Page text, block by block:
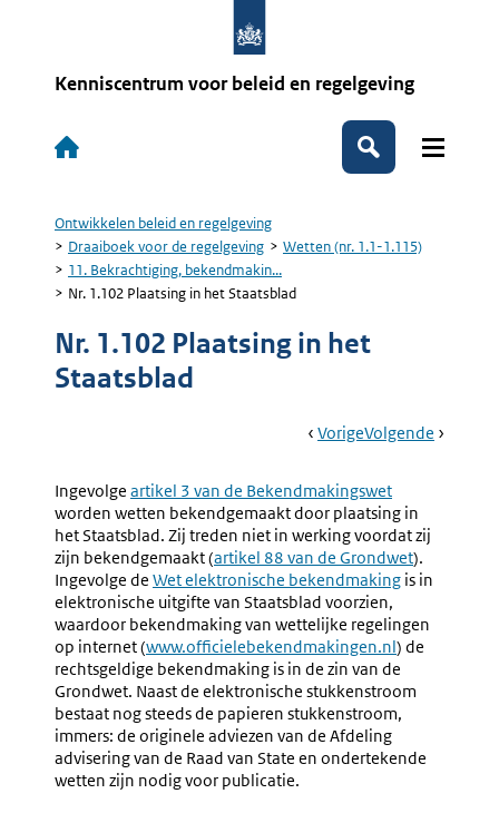
Kenniscentrum voor beleid en regelgeving
Hoofdnavigatie
Zoeken
Kruimelpad
Ontwikkelen beleid en regelgeving
Draaiboek voor de regelgeving
Wetten (nr. 1.1-1.115)
11. Bekrachtiging, bekendmakin...
Nr. 1.102 Plaatsing in het Staatsblad
Nr. 1.102 Plaatsing in het
Staatsblad
Book
Ga
VorigePagina:
Verklaring
Van
Contraseign
Ga
Volgende Pagina:
Ingevolge Externe
link:
artikel 3 van de Bekendmakingswet
worden wetten bekendgemaakt door plaatsing in
het Staatsblad. Zij treden niet in werking voordat zij
zijn bekendgemaakt (Externe
link:
artikel 88 van de Grondwet).
Ingevolge de Externe
link:
Wet elektronische bekendmaking is in
elektronische uitgifte van Staatsblad voorzien,
waardoor bekendmaking van wettelijke regelingen
op internet (Externe
link:
www.officielebekendmakingen.nl) de
rechtsgeldige bekendmaking is in de zin van de
Grondwet. Naast de elektronische stukkenstroom
bestaat nog steeds de papieren stukkenstroom,
immers: de originele adviezen van de Afdeling
advisering van de Raad van State en ondertekende
wetten zijn nodig voor publicatie.